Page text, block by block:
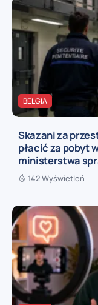
BELGIA
Skazani za
płacić za pobyt
ministerstwa
142 Wyświetleń